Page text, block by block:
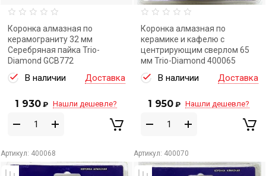
Коронка алмазная по
керамограниту 32 мм
Серебряная пайка Trio-
Diamond GCB772
В наличии Доставка
1 930 ₽ Нашли дешевле?
Коронка алмазная по
керамике и кафелю с
центрирующим сверлом 65
мм Trio-Diamond 400065
В наличии Доставка
1 950 ₽ Нашли дешевле?
Артикул: 400068 Артикул: 400070